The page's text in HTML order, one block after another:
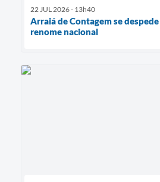
22 JUL 2026 - 13h40
Arraiá de Contagem se
renome nacional